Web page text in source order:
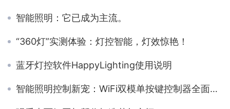
智能照明：它已成为主流。
“360灯”实测体验：灯控智能，灯效惊艳！
蓝牙灯控软件HappyLighting使用说明
智能照明控制新宠：WiFi双模单按键控制器全面解析